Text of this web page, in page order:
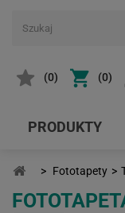
(0) (0)
PRODUKTY
> Fototapety >